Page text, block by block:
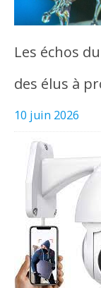
Les échos
des élus à
10 juin 2026